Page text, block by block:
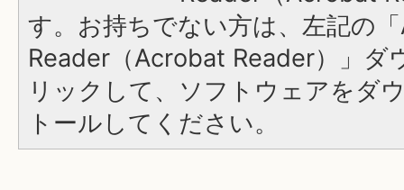
す。お持ちでない方は、左記の
Reader（Acrobat Reader）」ダ
リックして、ソフトウェアをダ
トールしてください。